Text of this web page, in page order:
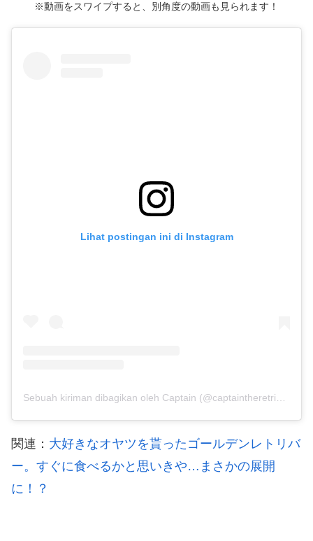
※動画をスワイプすると、別角度の動画も見られます！
Lihat postingan ini di Instagram
Sebuah kiriman dibagikan oleh Captain (@captaintheretriever)
関連： 大好きなオヤツを貰ったゴールデンレトリバ
ー。すぐに食べるかと思いきや…まさかの展開
に！？